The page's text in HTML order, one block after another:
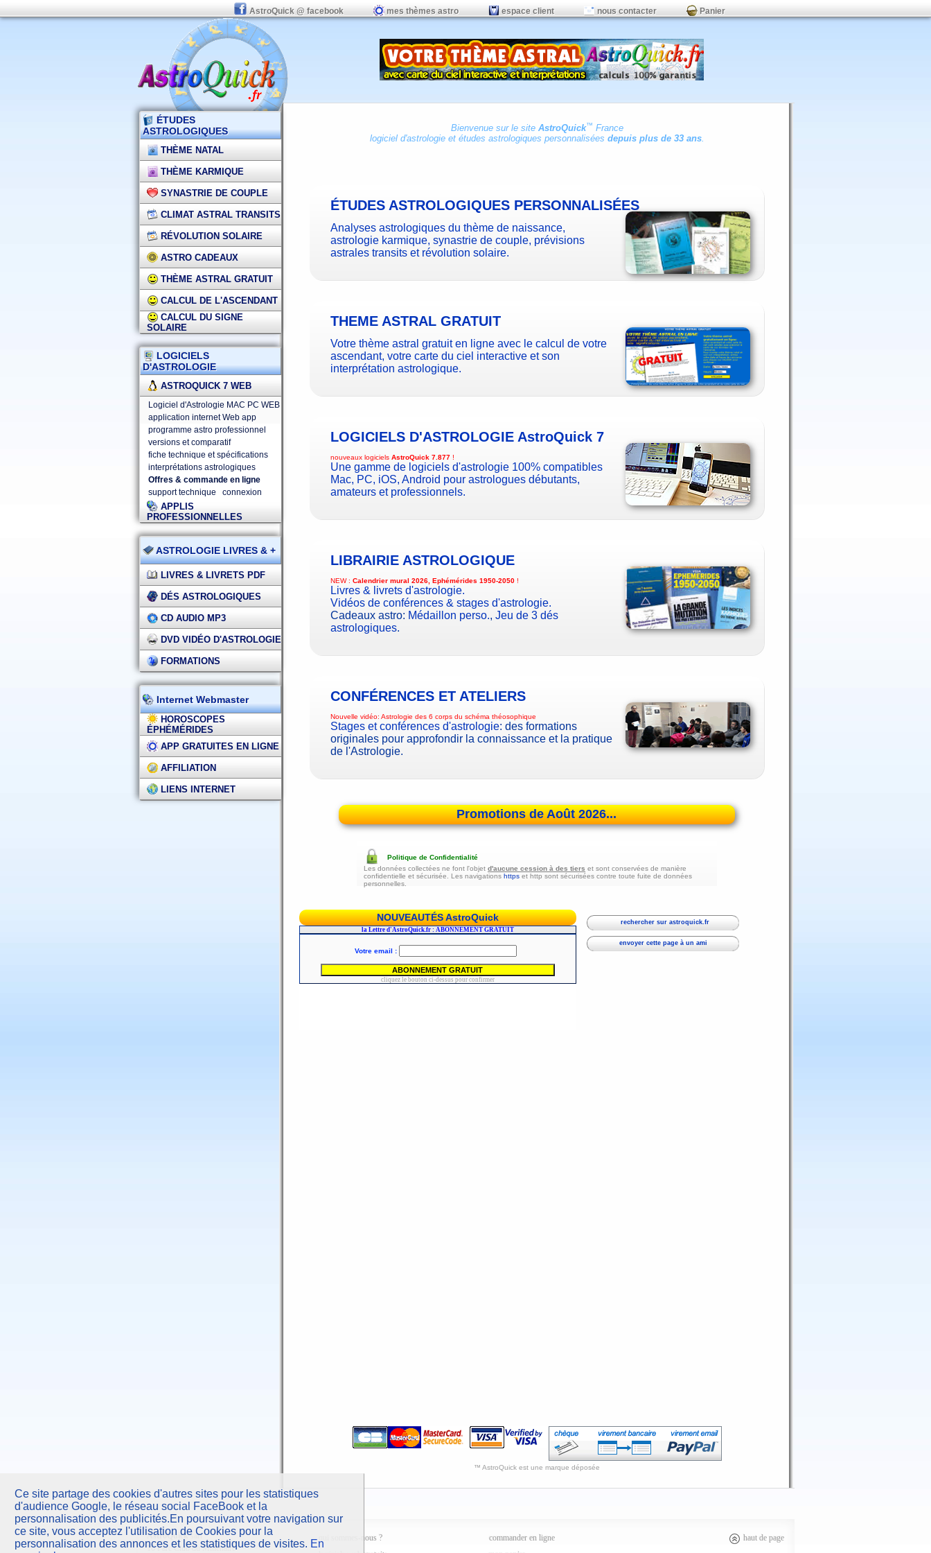
Ce site partage des cookies d'autres sites pour les statistiques
d'audience Google, le réseau social FaceBook et la
personnalisation des publicités.En poursuivant votre navigation sur
ce site, vous acceptez l'utilisation de Cookies pour la
personnalisation des annonces et les statistiques de visites. En
AstroQuick @ facebook mes thèmes astro espace client nous contacter Panier
ÉTUDES
ASTROLOGIQUES
THÈME NATAL
THÈME KARMIQUE
SYNASTRIE DE COUPLE
CLIMAT ASTRAL TRANSITS
RÉVOLUTION SOLAIRE
ASTRO CADEAUX
THÈME ASTRAL GRATUIT
CALCUL DE L'ASCENDANT
CALCUL DU SIGNE
SOLAIRE
LOGICIELS
D'ASTROLOGIE
ASTROQUICK 7 WEB
Logiciel d'Astrologie MAC PC WEB
application internet Web app
programme astro professionnel
versions et comparatif
fiche technique et spécifications
interprétations astrologiques
Offres & commande en ligne
support technique
connexion
APPLIS
PROFESSIONNELLES
ASTROLOGIE LIVRES & +
LIVRES & LIVRETS PDF
DÉS ASTROLOGIQUES
CD AUDIO MP3
DVD VIDÉO D'ASTROLOGIE
FORMATIONS
Internet Webmaster
HOROSCOPES
ÉPHÉMÉRIDES
APP GRATUITES EN LIGNE
AFFILIATION
LIENS INTERNET
Bienvenue sur le site AstroQuick™ France
logiciel d'astrologieet études astrologiques personnalisées depuis plus de 33 ans.
ÉTUDES ASTROLOGIQUES PERSONNALISÉES
Analyses astrologiques du thème de naissance,
astrologie karmique, synastrie de couple, prévisions
astrales transits et révolution solaire.
THEME ASTRAL GRATUIT
Votre thème astral gratuit en ligne avec le calcul de votre
ascendant, votre carte du ciel interactive et son
interprétation astrologique.
LOGICIELS D'ASTROLOGIE AstroQuick 7
nouveaux logiciels AstroQuick 7.877 !
Une gamme de logiciels d'astrologie 100% compatibles
Mac, PC, iOS, Android pour astrologues débutants,
amateurs et professionnels.
LIBRAIRIE ASTROLOGIQUE
NEW : Calendrier mural 2026, Ephémérides 1950-2050 !
Livres & livrets d'astrologie.
Vidéos de conférences & stages d'astrologie.
Cadeaux astro: Médaillon perso., Jeu de 3 dés
astrologiques.
CONFÉRENCES ET ATELIERS
Nouvelle vidéo: Astrologie des 6 corps du schéma théosophique
Stages et conférences d'astrologie: des formations
originales pour approfondir la connaissance et la pratique
de l'Astrologie.
Promotions de Août 2026...
Politique de Confidentialité
Les données collectées ne font l'objet d'aucune cession à des tiers et sont conservées de manière
confidentielle et sécurisée. Les navigations https et http sont sécurisées contre toute fuite de données
personnelles.
NOUVEAUTÉS AstroQuick rechercher sur astroquick.fr
envoyer cette page à un ami
™ AstroQuick est une marque déposée
AstroQuicksarl
10 Parc Club du Millénaire
qui sommes-nous ?
commander en ligne
haut de page